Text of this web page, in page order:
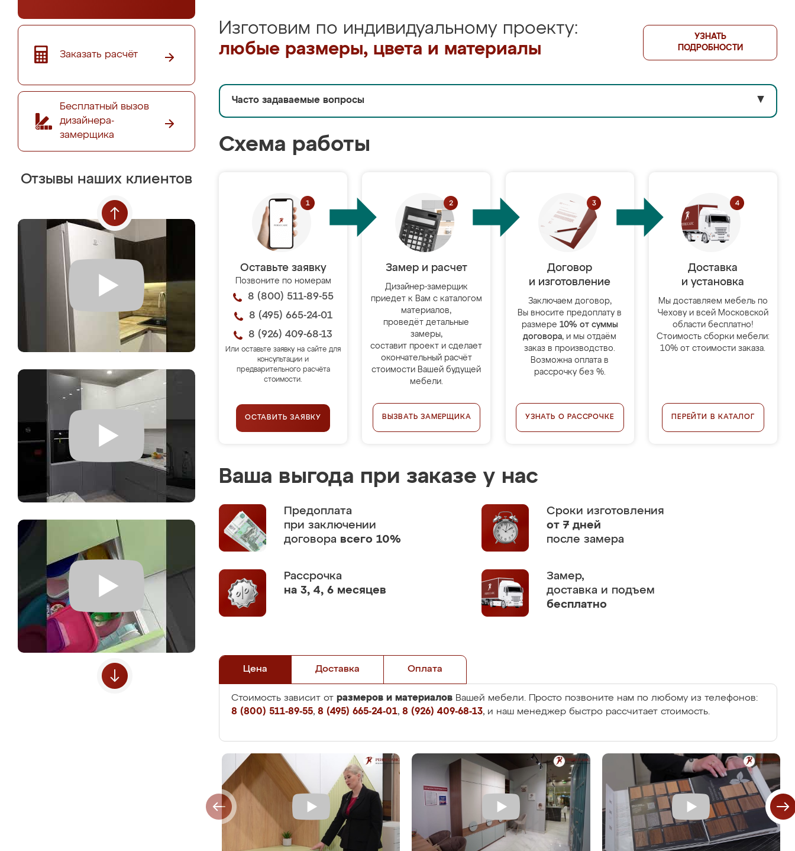
Заказать расчёт
Бесплатный вызов
дизайнера-
замерщика
Отзывы наших клиентов
Изготовим по индивидуальному проекту:
любые размеры, цвета и материалы
УЗНАТЬ
ПОДРОБНОСТИ
Часто задаваемые вопросы ▼
Схема работы
Оставьте заявку
Позвоните по номерам
8 (800) 511-89-55
8 (495) 665-24-01
8 (926) 409-68-13
Или оставьте заявку на сайте для
консультации и
предварительного расчёта
стоимости.
ОСТАВИТЬ ЗАЯВКУ
Замер и расчет
Дизайнер-замерщик
приедет к Вам с каталогом
материалов,
проведёт детальные
замеры,
составит проект и сделает
окончательный расчёт
стоимости Вашей будущей
мебели.
ВЫЗВАТЬ ЗАМЕРЩИКА
Договор
и изготовление
Заключаем договор,
Вы вносите предоплату в
размере 10% от суммы
договора, и мы отдаём
заказ в производство.
Возможна оплата в
рассрочку без %.
УЗНАТЬ О РАССРОЧКЕ
Доставка
и установка
Мы доставляем мебель по
Чехову и всей Московской
области бесплатно!
Стоимость сборки мебели:
10% от стоимости заказа.
ПЕРЕЙТИ В КАТАЛОГ
Ваша выгода при заказе у нас
Предоплата
при заключении
договора всего 10%
Сроки изготовления
от 7 дней
после замера
Рассрочка
на 3, 4, 6 месяцев
Замер,
доставка и подъем
бесплатно
Цена Доставка Оплата
Стоимость зависит от размеров и материалов Вашей мебели. Просто позвоните нам по любому из телефонов:
8 (800) 511-89-55, 8 (495) 665-24-01, 8 (926) 409-68-13, и наш менеджер быстро рассчитает стоимость.